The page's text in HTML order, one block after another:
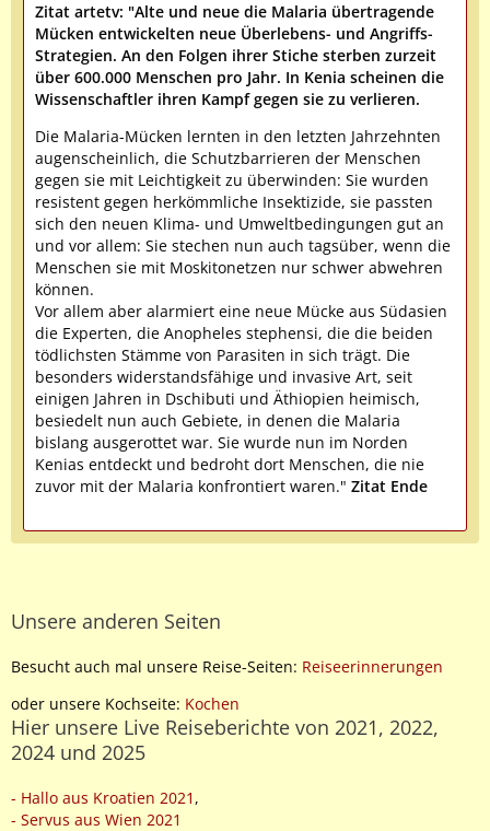
Zitat artetv: "Alte und neue die Malaria übertragende
Mücken entwickelten neue Überlebens- und Angriffs-
Strategien. An den Folgen ihrer Stiche sterben zurzeit
über 600.000 Menschen pro Jahr. In Kenia scheinen die
Wissenschaftler ihren Kampf gegen sie zu verlieren.
Die Malaria-Mücken lernten in den letzten Jahrzehnten
augenscheinlich, die Schutzbarrieren der Menschen
gegen sie mit Leichtigkeit zu überwinden: Sie wurden
resistent gegen herkömmliche Insektizide, sie passten
sich den neuen Klima- und Umweltbedingungen gut an
und vor allem: Sie stechen nun auch tagsüber, wenn die
Menschen sie mit Moskitonetzen nur schwer abwehren
können.
Vor allem aber alarmiert eine neue Mücke aus Südasien
die Experten, die Anopheles stephensi, die die beiden
tödlichsten Stämme von Parasiten in sich trägt. Die
besonders widerstandsfähige und invasive Art, seit
einigen Jahren in Dschibuti und Äthiopien heimisch,
besiedelt nun auch Gebiete, in denen die Malaria
bislang ausgerottet war. Sie wurde nun im Norden
Kenias entdeckt und bedroht dort Menschen, die nie
zuvor mit der Malaria konfrontiert waren." Zitat Ende
Unsere anderen Seiten
Besucht auch mal unsere Reise-Seiten: Reiseerinnerungen
oder unsere Kochseite: Kochen
Hier unsere Live Reiseberichte von 2021, 2022,
2024 und 2025
- Hallo aus Kroatien 2021 ,
- Servus aus Wien 2021